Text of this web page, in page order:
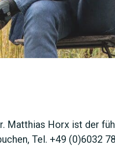
Horx ist der
Tel. +49 (0)6032